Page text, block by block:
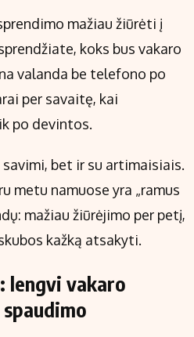
mažiau žiūrėti į
koks bus vakaro
valanda be telefono po
per savaitę, kai
po devintos.
bet ir su artimaisiais.
metu namuose yra „ramus
mažiau žiūrėjimo per petį,
kažką atsakyti.
lengvi vakaro